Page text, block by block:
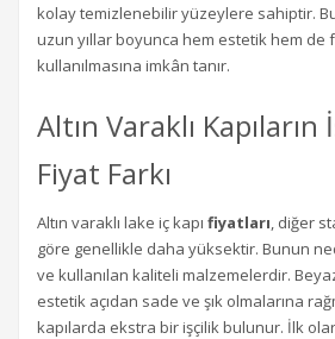
kolay temizlenebilir yüzeylere sahiptir.
uzun yıllar boyunca hem estetik hem
kullanılmasına imkân tanır.
Altın Varaklı Kapıların
Fiyat Farkı
Altın varaklı lake iç kapı fiyatları, diğer
göre genellikle daha yüksektir. Bunun
ve kullanılan kaliteli malzemelerdir.
estetik açıdan sade ve şık olmalarına
kapılarda ekstra bir işçilik bulunur. İlk